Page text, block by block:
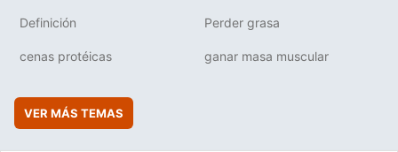
Definición Perder grasa
cenas protéicas ganar masa muscular
VER MÁS TEMAS